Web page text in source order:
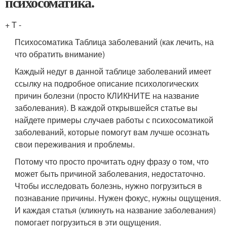
+T -
Психосоматика Таблица заболеваний (как лечить, на
что обратить внимание)
Каждый недуг в данной таблице заболеваний имеет
ссылку на подробное описание психологических
причин болезни (просто КЛИКНИТЕ на название
заболевания). В каждой открывшейся статье вы
найдете примеры случаев работы с психосоматикой
заболеваний, которые помогут вам лучше осознать
свои переживания и проблемы.
Потому что просто прочитать одну фразу о том, что
может быть причиной заболевания, недостаточно.
Чтобы исследовать болезнь, нужно погрузиться в
познавание причины. Нужен фокус, нужны ощущения.
И каждая статья (кликнуть на название заболевания)
помогает погрузиться в эти ощущения.